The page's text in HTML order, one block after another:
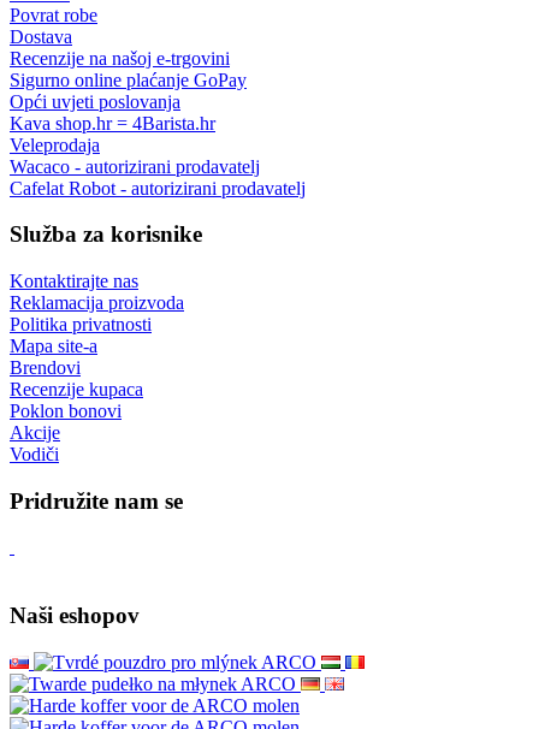
Povrat robe
Dostava
Recenzije na našoj e-trgovini
Sigurno online plaćanje GoPay
Opći uvjeti poslovanja
Kava shop.hr = 4Barista.hr
Veleprodaja
Wacaco - autorizirani prodavatelj
Cafelat Robot - autorizirani prodavatelj
Služba za korisnike
Kontaktirajte nas
Reklamacija proizvoda
Politika privatnosti
Mapa site-a
Brendovi
Recenzije kupaca
Poklon bonovi
Akcije
Vodiči
Pridružite nam se
Naši eshopov